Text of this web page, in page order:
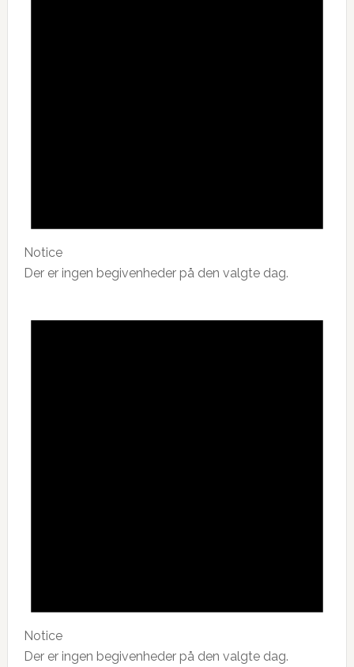
Notice
Der er ingen begivenheder på den valgte dag.
Notice
Der er ingen begivenheder på den valgte dag.